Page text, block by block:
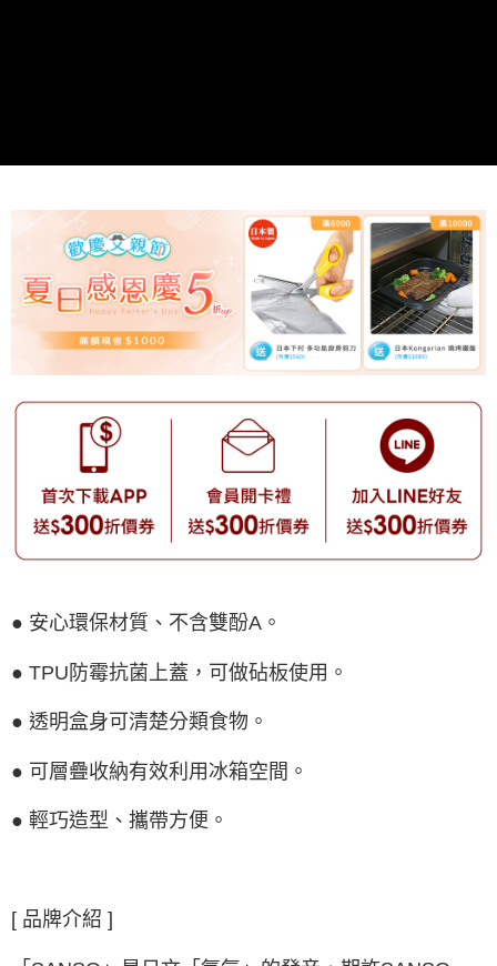
● 安心環保材質、不含雙酚A。
● TPU防霉抗菌上蓋，可做砧板使用。
● 透明盒身可清楚分類食物。
● 可層疊收納有效利用冰箱空間。
● 輕巧造型、攜帶方便。
[ 品牌介紹 ]